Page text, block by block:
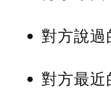
對方說過
對方最近